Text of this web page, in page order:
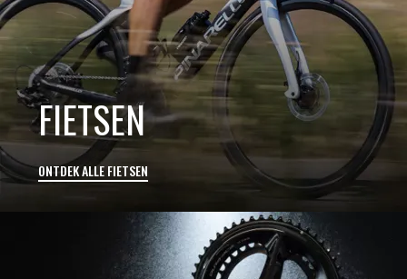
ONTDEK ALLE FIETSEN
FIETSEN